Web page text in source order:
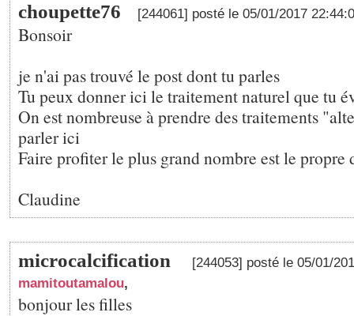
choupette76 [244061] posté le 05/01/2017
Bonsoir
je n'ai pas trouvé le post dont tu parles
Tu peux donner ici le traitement naturel que tu
On est nombreuse à prendre des traitements
parler ici
Faire profiter le plus grand nombre est le propre
Claudine
microcalcification
[244053] posté le 05/01/
mamitoutamalou,
bonjour les filles